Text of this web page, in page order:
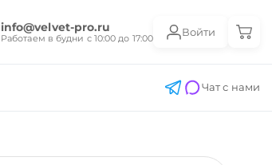
info@velvet-pro.ru
Работаем в будни с 10:00 до 17:00
Войти
Чат с нами